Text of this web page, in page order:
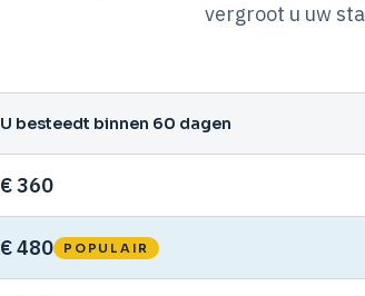
vergroot u uw
U besteedt binnen 60 dagen
€ 360
€ 480 POPULAIR